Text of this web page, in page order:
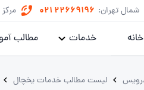
شمال تهران: 021 22669196
خانه خدمات مطالب
لیست مطالب خدمات یخچال